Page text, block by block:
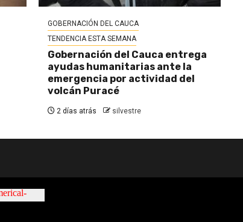
GOBERNACIÓN DEL CAUCA
TENDENCIA ESTA SEMANA
Gobernación del Cauca entrega
ayudas humanitarias ante la
emergencia por actividad del
volcán Puracé
2 días atrás silvestre